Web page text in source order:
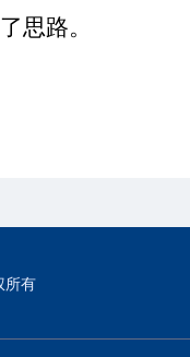
思路。
所有